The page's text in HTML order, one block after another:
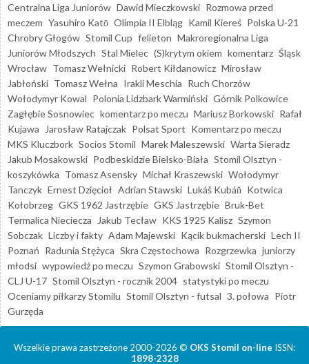
Centralna Liga Juniorów Dawid Mieczkowski Rozmowa przed
meczem Yasuhiro Katō Olimpia II Elbląg Kamil Kiereś Polska U-21
Chrobry Głogów Stomil Cup felieton Makroregionalna Liga
Juniorów Młodszych Stal Mielec (S)krytym okiem komentarz Śląsk
Wrocław Tomasz Wełnicki Robert Kiłdanowicz Mirosław
Jabłoński Tomasz Wełna Irakli Meschia Ruch Chorzów
Wołodymyr Kowal Polonia Lidzbark Warmiński Górnik Polkowice
Zagłębie Sosnowiec komentarz po meczu Mariusz Borkowski Rafał
Kujawa
Jarosław Ratajczak Polsat Sport Komentarz po meczu
MKS Kluczbork Socios Stomil Marek Maleszewski Warta Sieradz
Jakub Mosakowski Podbeskidzie Bielsko-Biała Stomil Olsztyn -
koszykówka Tomasz Asensky Michał Kraszewski Wołodymyr
Tanczyk Ernest Dzięcioł Adrian Stawski Lukáš Kubáň Kotwica
Kołobrzeg GKS 1962 Jastrzębie GKS Jastrzębie Bruk-Bet
Termalica Nieciecza
Jakub Tecław KKS 1925 Kalisz Szymon
Sobczak Liczby i fakty Adam Majewski Kącik bukmacherski Lech II
Poznań Radunia Stężyca Skra Częstochowa Rozgrzewka juniorzy
młodsi wypowiedź po meczu Szymon Grabowski Stomil Olsztyn -
CLJ U-17 Stomil Olsztyn - rocznik 2004 statystyki po meczu
Oceniamy piłkarzy Stomilu Stomil Olsztyn - futsal 3. połowa Piotr
Gurzęda
Wszelkie prawa zastrzeżone 2000-2026 © OKS Stomil on-line ISSN:
1898-2328